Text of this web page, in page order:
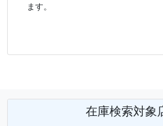
ます。
在庫検索対象